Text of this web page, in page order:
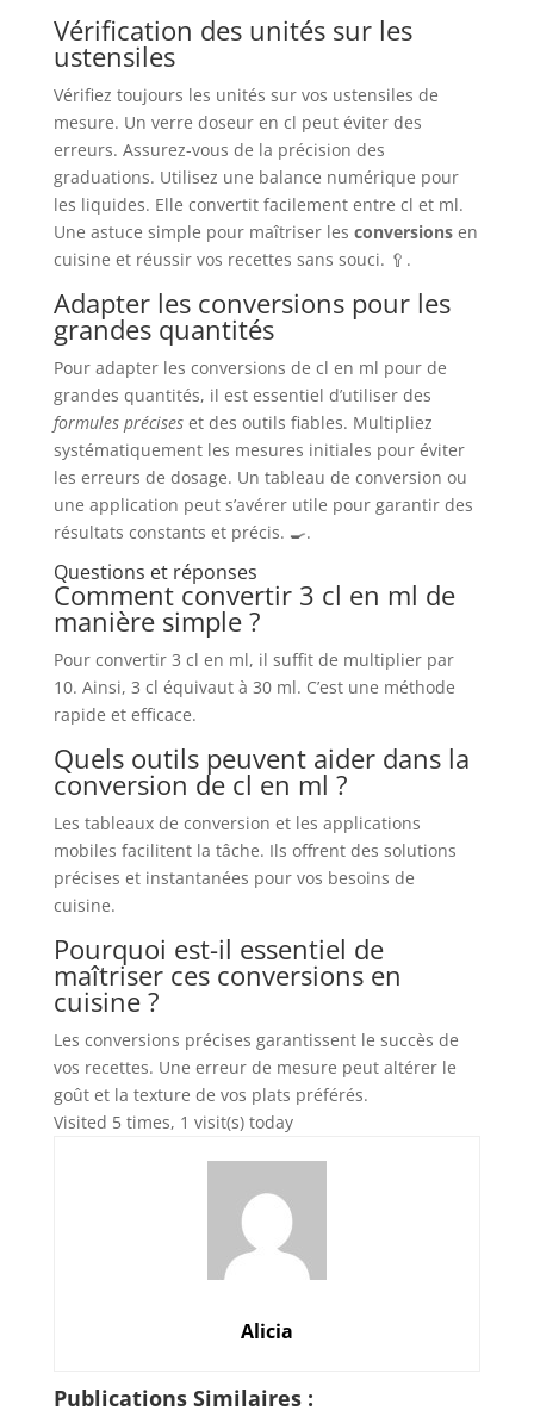
Vérification des unités sur les
ustensiles
Vérifiez toujours les unités sur vos ustensiles de
mesure. Un verre doseur en cl peut éviter des
erreurs. Assurez-vous de la précision des
graduations. Utilisez une balance numérique pour
les liquides. Elle convertit facilement entre cl et ml.
Une astuce simple pour maîtriser les conversionsen
cuisine et réussir vos recettes sans souci. 🥄.
Adapter les conversions pour les
grandes quantités
Pour adapter les conversions de cl en ml pour de
grandes quantités, il est essentiel d’utiliser des
formules préciseset des outils fiables. Multipliez
systématiquement les mesures initiales pour éviter
les erreurs de dosage. Un tableau de conversion ou
une application peut s’avérer utile pour garantir des
résultats constants et précis. 🍳.
Questions et réponses
Comment convertir 3 cl en ml de
manière simple ?
Pour convertir 3 cl en ml, il suffit de multiplier par
10. Ainsi, 3 cl équivaut à 30 ml. C’est une méthode
rapide et efficace.
Quels outils peuvent aider dans la
conversion de cl en ml ?
Les tableaux de conversion et les applications
mobiles facilitent la tâche. Ils offrent des solutions
précises et instantanées pour vos besoins de
cuisine.
Pourquoi est-il essentiel de
maîtriser ces conversions en
cuisine ?
Les conversions précises garantissent le succès de
vos recettes. Une erreur de mesure peut altérer le
goût et la texture de vos plats préférés.
Visited 5 times, 1 visit(s) today
Alicia
Publications Similaires :